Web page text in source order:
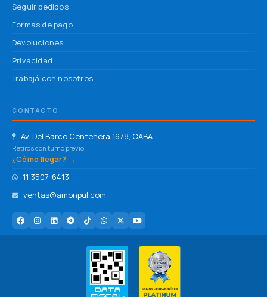
Seguir pedidos
Formas de pago
Devoluciones
Privacidad
Trabajá con nosotros
CONTACTO
Av. Del Barco Centenera 1678, CABA
Retiros con turno previo
¿Cómo llegar? →
11 3507-6413
ventas@amonpul.com